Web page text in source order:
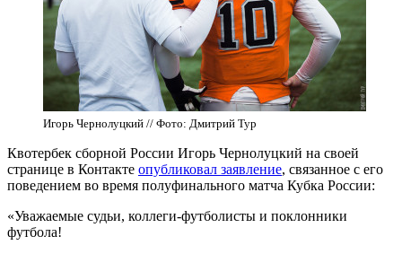
Игорь Чернолуцкий // Фото: Дмитрий Тур
Квотербек сборной России Игорь Чернолуцкий на своей
странице в Контакте опубликовал заявление, связанное с его
поведением во время полуфинального матча Кубка России:
«Уважаемые судьи, коллеги-футболисты и поклонники
футбола!